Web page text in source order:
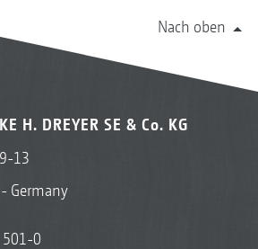
Nach oben
H. DREYER SE & Co. KG
13
Germany
0